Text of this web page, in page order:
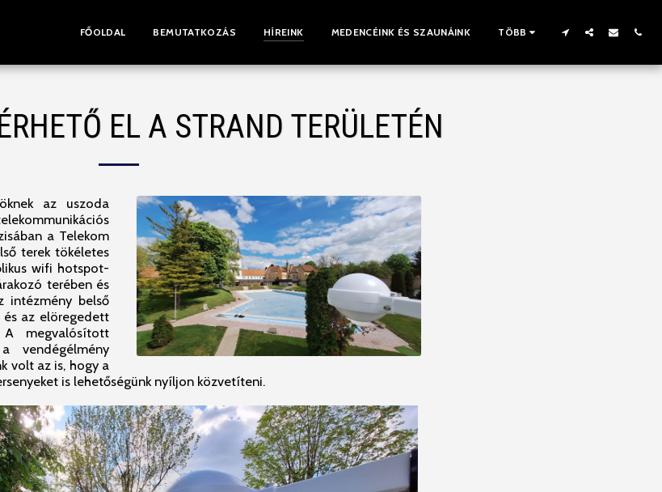
FŐOLDAL BEMUTATKOZÁS HÍREINK MEDENCÉINK ÉS SZAUNÁINK TÖBB
EL A STRAND TERÜLETÉN
az uszoda
a Telekom
terek tökéletes
wifi hotspot-
terében és
intézmény belső
az elöregedett
megvalósított
vendégélmény
volt az is, hogy a
is lehetőségünk nyíljon közvetíteni.